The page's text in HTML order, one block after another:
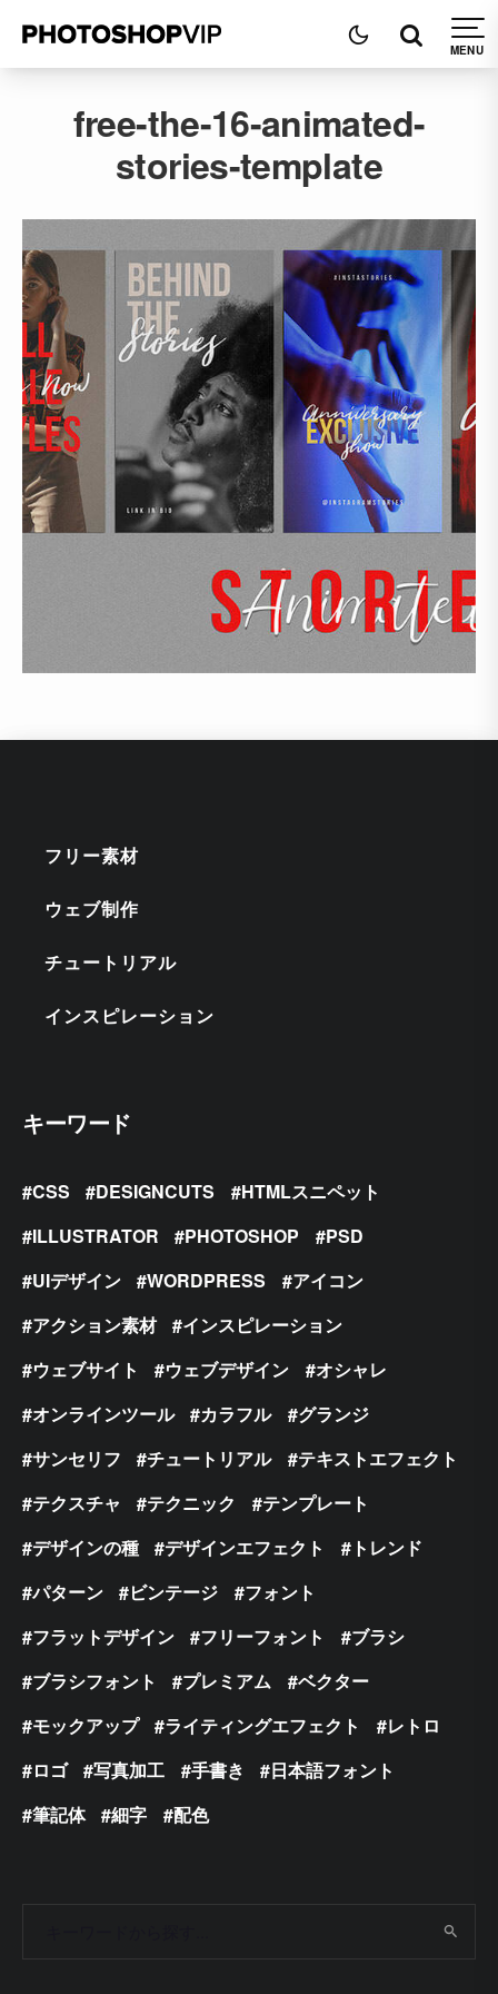
free-the-16-animated-
stories-template
フリー素材
ウェブ制作
チュートリアル
インスピレーション
キーワード
CSS DESIGNCUTS
HTMLスニペット
ILLUSTRATOR
PHOTOSHOP
PSD
UIデザイン
WORDPRESS
アイコン
アクション素材
インスピレーション
ウェブサイト
ウェブデザイン
オシャレ
オンラインツール
カラフル
グランジ
サンセリフ
チュートリアル
テキストエフェクト
テクスチャ
テクニック
テンプレート
デザインの種
デザインエフェクト
トレンド
パターン
ビンテージ
フォント
フラットデザイン
フリーフォント
ブラシ
ブラシフォント
プレミアム
ベクター
モックアップ
ライティングエフェクト
レトロ
ロゴ
写真加工 手書き
日本語フォント
筆記体
細字 配色